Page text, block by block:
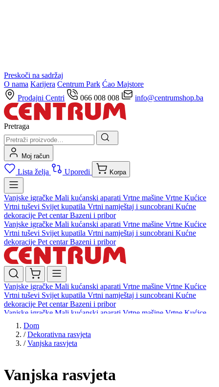
Preskoči na sadržaj
O nama Karijera Centrum Park Ćao Majstore
Prodajni Centri
066 008 008 info@centrumshop.ba
Pretraga
Moj račun
Lista želja Uporedi Korpa
Vanjske igračke Mali kućanski aparati Vrtne mašine Vrtne Kućice
Vrtni tuševi Svijet kupatila Vrtni namještaj i suncobrani Kućne
dekoracije Pet centarBazeni i pribor
Vanjske igračke Mali kućanski aparati Vrtne mašine Vrtne Kućice
Vrtni tuševi Svijet kupatila Vrtni namještaj i suncobrani Kućne
dekoracije Pet centarBazeni i pribor
Vanjske igračke Mali kućanski aparati Vrtne mašine Vrtne Kućice
Vrtni tuševi Svijet kupatila Vrtni namještaj i suncobrani Kućne
dekoracije Pet centarBazeni i pribor
Vanjske igračke Mali kućanski aparati Vrtne mašine Vrtne Kućice
Vrtni tuševi
dekoracijePet centar Bazeni i pribor
Dom
/ Dekorativna rasvjeta
/ Vanjska rasvjeta
Vanjska rasvjeta